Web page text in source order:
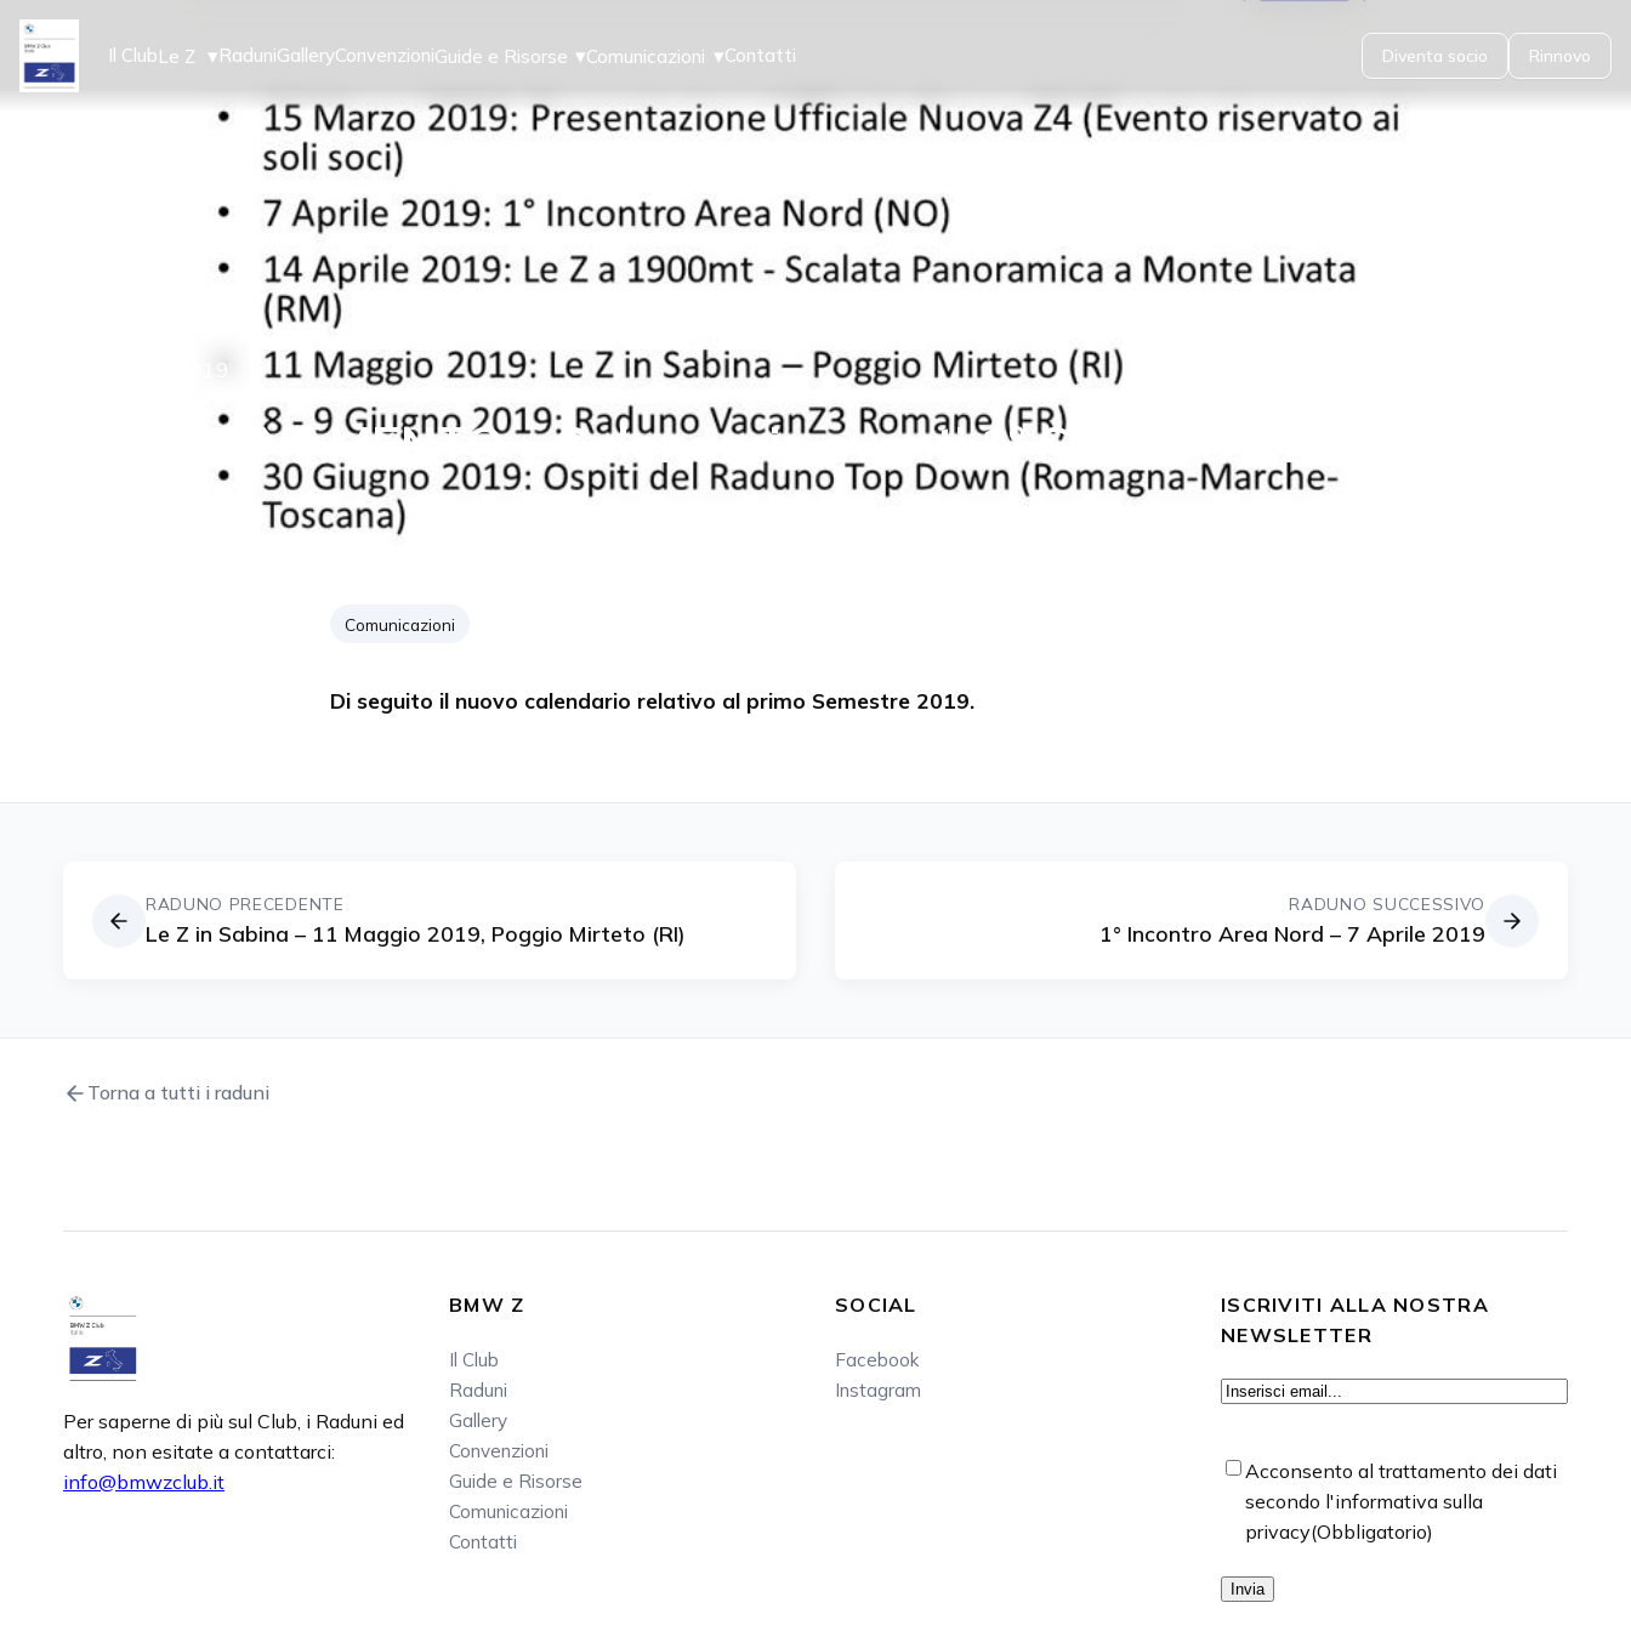
Il ClubLe Z ▾RaduniGalleryConvenzioniGuide e Risorse Comunicazioni Contatti Diventa socio Rinnovo
Mar 2019
AGGIORNAMENTO – Calendario eventi 1° Semestre 2019
Comunicazioni
Di seguito il nuovo calendario relativo al primo Semestre 2019.
RADUNO PRECEDENTE
Le Z in Sabina – 11 Maggio 2019, Poggio Mirteto (RI)
RADUNO SUCCESSIVO
1° Incontro Area Nord – 7 Aprile 2019
Torna a tutti i raduni
Per saperne di più sul Club, i Raduni ed
altro, non esitate a contattarci:
info@bmwzclub.it
BMW Z
Il Club
Raduni
Gallery
Convenzioni
Guide e Risorse
Comunicazioni
Contatti
SOCIAL
Facebook
Instagram
ISCRIVITI ALLA NOSTRA
NEWSLETTER
Email(Obbligatorio)
Consenso(Obbligatorio)
Acconsento al trattamento dei dati
secondo l'informativa sulla
privacy(Obbligatorio)
Invia